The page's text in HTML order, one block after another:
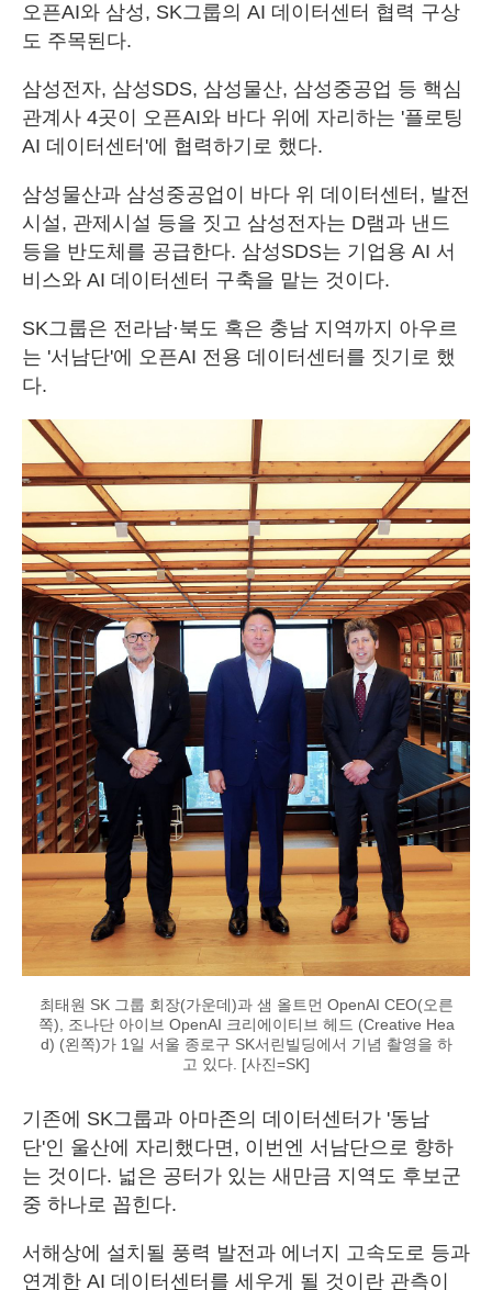
오픈AI와 삼성, SK그룹의 AI 데이터센터 협력 구상
도 주목된다.
삼성전자, 삼성SDS, 삼성물산, 삼성중공업 등 핵심
관계사 4곳이 오픈AI와 바다 위에 자리하는 '플로팅
AI 데이터센터'에 협력하기로 했다.
삼성물산과 삼성중공업이 바다 위 데이터센터, 발전
시설, 관제시설 등을 짓고 삼성전자는 D램과 낸드
등을 반도체를 공급한다. 삼성SDS는 기업용 AI 서
비스와 AI 데이터센터 구축을 맡는 것이다.
SK그룹은 전라남·북도 혹은 충남 지역까지 아우르
는 '서남단'에 오픈AI 전용 데이터센터를 짓기로 했
다.
최태원 SK 그룹 회장(가운데)과 샘 올트먼 OpenAI CEO(오른
쪽), 조나단 아이브 OpenAI 크리에이티브 헤드 (Creative Hea
d) (왼쪽)가 1일 서울 종로구 SK서린빌딩에서 기념 촬영을 하
고 있다. [사진=SK]
기존에 SK그룹과 아마존의 데이터센터가 '동남
단'인 울산에 자리했다면, 이번엔 서남단으로 향하
는 것이다. 넓은 공터가 있는 새만금 지역도 후보군
중 하나로 꼽힌다.
서해상에 설치될 풍력 발전과 에너지 고속도로 등과
연계한 AI 데이터센터를 세우게 될 것이란 관측이